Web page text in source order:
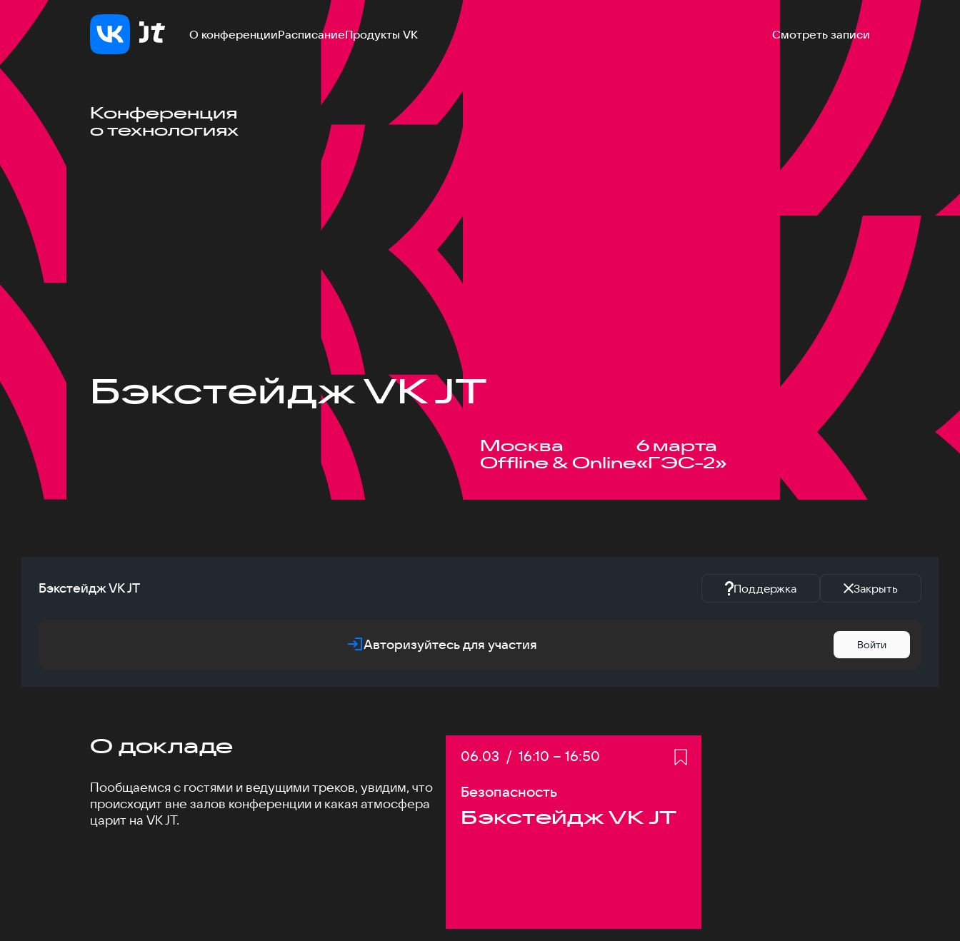
О конференцииРасписаниеПродукты VK Смотреть записи
Конференция
о технологиях
Бэкстейдж VK JT
Москва
Offline & Online
6 марта
«ГЭС-2»
Бэкстейдж VK JT Поддержка Закрыть
Авторизуйтесь для участия Войти
О докладе
Пообщаемся с гостями и ведущими треков, увидим, что
происходит вне залов конференции и какая атмосфера
царит на VK JT.
Дата:
06.03 / Начало:
16:10 – Конец:
16:50
Безопасность
Бэкстейдж VK JT